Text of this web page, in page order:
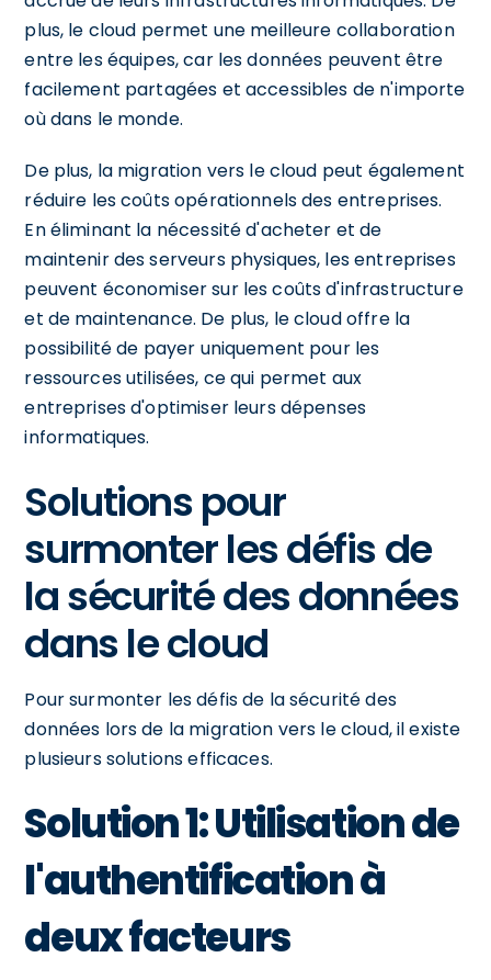
plus, le cloud permet une meilleure collaboration
entre les équipes, car les données peuvent être
facilement partagées et accessibles de n'importe
où dans le monde.
De plus, la migration vers le cloud peut également
réduire les coûts opérationnels des entreprises.
En éliminant la nécessité d'acheter et de
maintenir des serveurs physiques, les entreprises
peuvent économiser sur les coûts d'infrastructure
et de maintenance. De plus, le cloud offre la
possibilité de payer uniquement pour les
ressources utilisées, ce qui permet aux
entreprises d'optimiser leurs dépenses
informatiques.
Solutions pour
surmonter les défis de
la sécurité des données
dans le cloud
Pour surmonter les défis de la sécurité des
données lors de la migration vers le cloud, il existe
plusieurs solutions efficaces.
Solution 1: Utilisation de
l'authentification à
deux facteurs